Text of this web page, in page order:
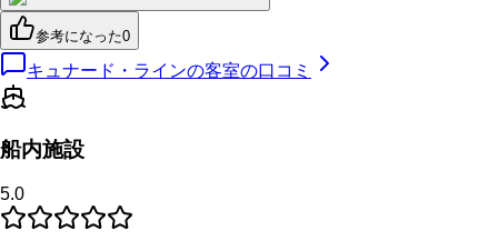
参考になった0
キュナード・ラインの客室の口コミ
船内施設
5.0